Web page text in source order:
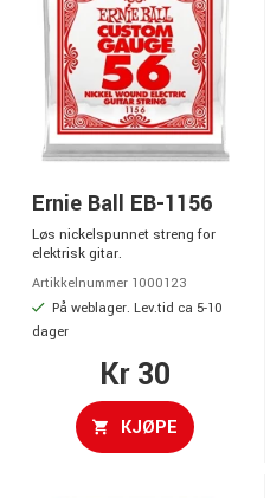
Ernie Ball EB-1156
Løs nickelspunnet streng for
elektrisk gitar.
Artikkelnummer 1000123
På weblager. Lev.tid ca 5-10
dager
Kr 30
KJØPE